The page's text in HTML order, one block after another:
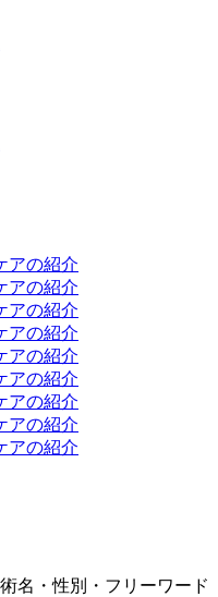
アの紹介
アの紹介
アの紹介
アの紹介
アの紹介
アの紹介
アの紹介
アの紹介
アの紹介
名・性別・フリーワード